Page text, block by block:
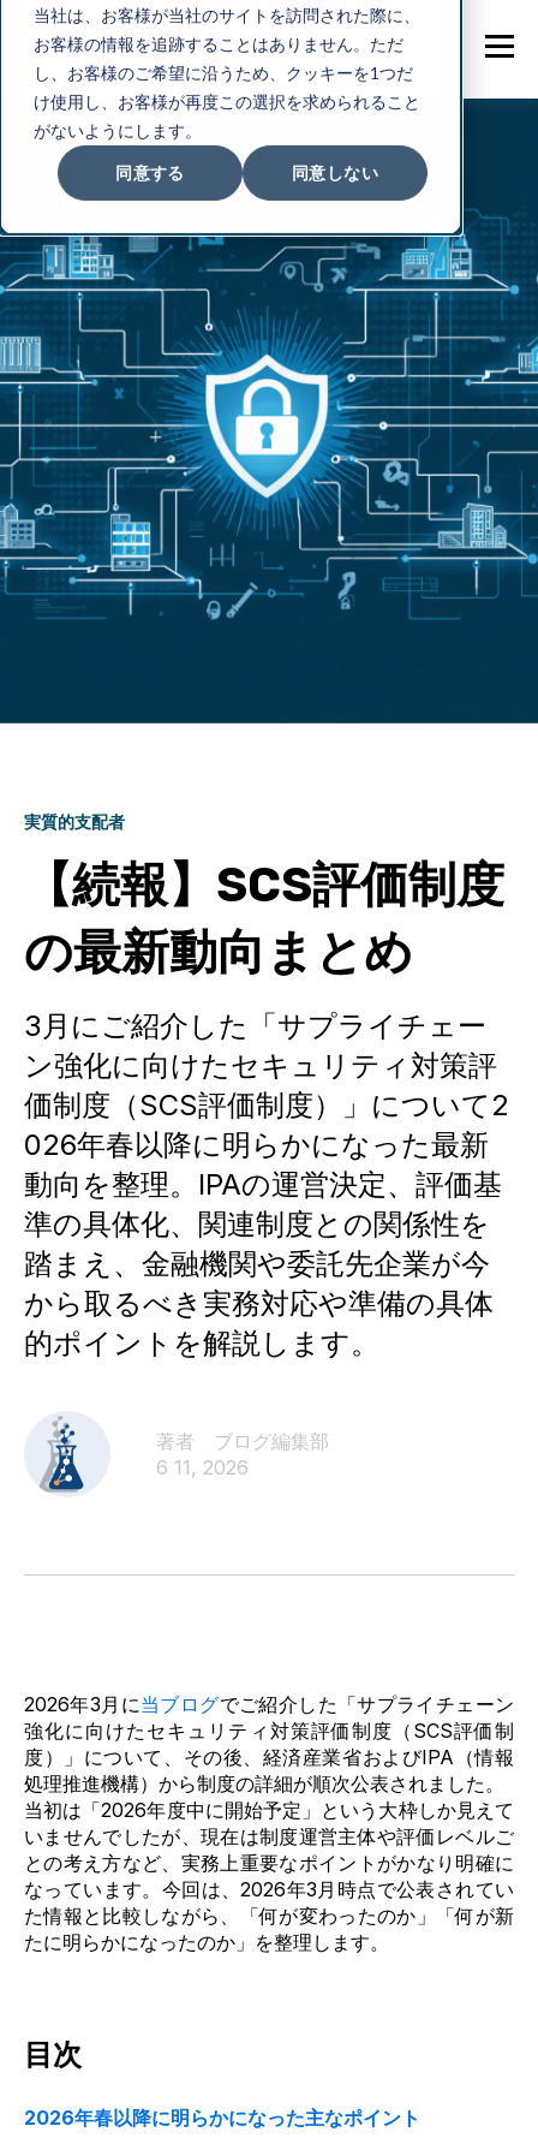
当社は、お客様が当社のサイトを訪問された際に、
お客様の情報を追跡することはありません。ただ
し、お客様のご希望に沿うため、クッキーを1つだ
け使用し、お客様が再度この選択を求められること
がないようにします。
同意する 同意しない
実質的支配者
【続報】SCS評価制度
の最新動向まとめ
3月にご紹介した「サプライチェー
ン強化に向けたセキュリティ対策評
価制度（SCS評価制度）」について2
026年春以降に明らかになった最新
動向を整理。IPAの運営決定、評価基
準の具体化、関連制度との関係性を
踏まえ、金融機関や委託先企業が今
から取るべき実務対応や準備の具体
的ポイントを解説します。
著者 ブログ編集部​
6 11, 2026
2026年3月に当ブログでご紹介した「サプライチェーン
強化に向けたセキュリティ対策評価制度（SCS評価制
度）」 について、その後、経済産業省およびIPA（情報
処理推進機構）から制度の詳細が順次公表されました。
当初は「2026年度中に開始予定」という大枠しか見えて
いませんでしたが、現在は制度運営主体や評価レベルご
との考え方など、実務上重要なポイントがかなり明確に
なっています。今回は、2026年3月時点で公表されてい
た情報と比較しながら、「何が変わったのか」「何が新
たに明らかになったのか」を整理します。
目次
2026年春以降に明らかになった主なポイント